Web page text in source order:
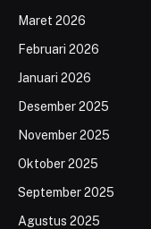
Maret 2026
Februari 2026
Januari 2026
Desember 2025
November 2025
Oktober 2025
September 2025
Agustus 2025